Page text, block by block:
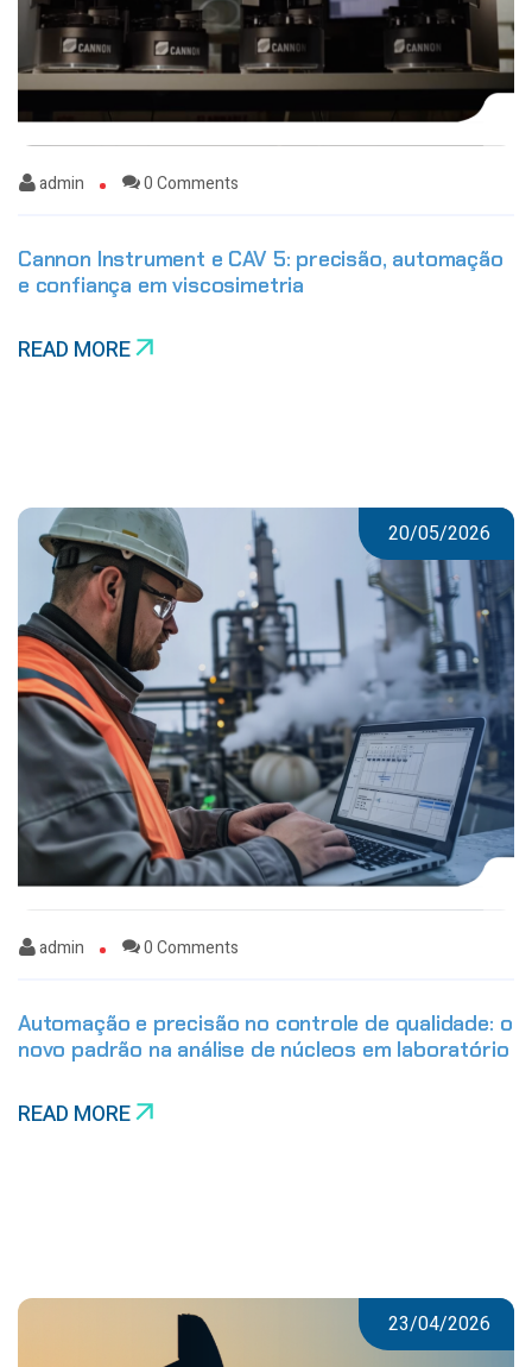
admin 0 Comments
Cannon Instrument e CAV 5: precisão, automação
e confiança em viscosimetria
READ MORE
20/05/2026
admin 0 Comments
Automação e precisão no controle de qualidade: o
novo padrão na análise de núcleos em laboratório
READ MORE
23/04/2026